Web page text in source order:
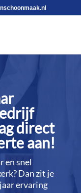
direct
aan!
en snel
Dan zit je
ervaring